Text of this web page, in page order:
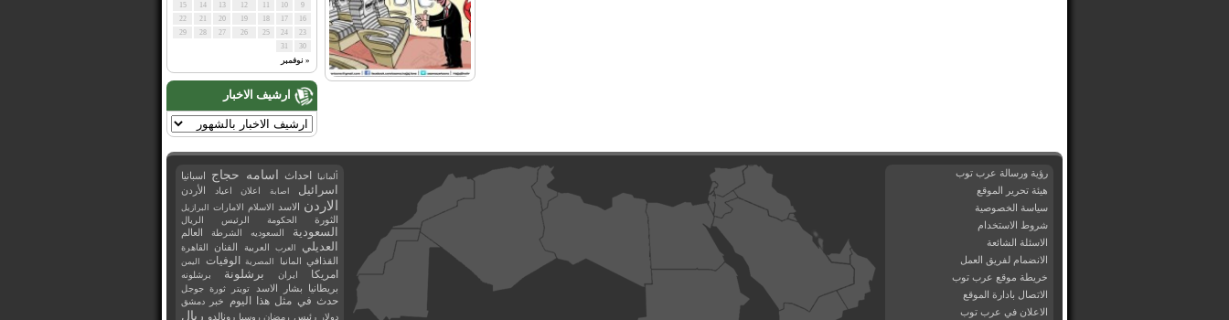
« نوفمبر
9
10
12
13
14
15
16
17
18
19
20
21
22
23
24
25
26
27
28
29
30
31
ارشيف الاخبار
رؤية ورسالة عرب توب
هيئة تحرير الموقع
سياسة الخصوصية
شروط الاستخدام
الاسئلة الشائعة
الانضمام لفريق العمل
خريطة موقع عرب توب
الاتصال بادارة الموقع
الاعلان في عرب توب
ألمانيا احداث اسامه حجاج اسبانيا
اسرائيل اصابة اعلان اعياد الأردن
الاردن الاسد الاسلام الامارات البرازيل
الثورة الحكومة الرئيس الريال
السعودية السعوديه الشرطة العالم
العديلي العرب العربية الفنان القاهرة
القذافي المانيا المصرية الوفيات اليمن
امريكا ايران برشلونة برشلونه
بريطانيا بشار الاسد تويتر ثورة جوجل
حدث في مثل هذا اليوم خبر
دمشق
دولار
رئيس رمضان روسيا رونالدو ريال